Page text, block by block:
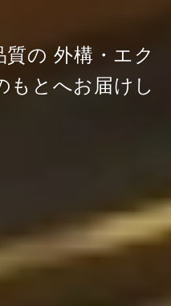
質の 外構・エク
もとへお届けし